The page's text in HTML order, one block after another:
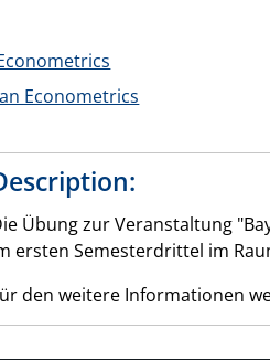
Econometrics
Übung zur Veranstaltung
ersten Semesterdrittel im
den weitere Informationen